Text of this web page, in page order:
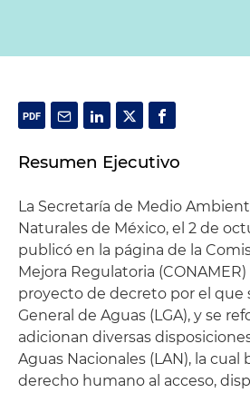
Resumen Ejecutivo
La Secretaría de Medio
Naturales de México, el 2 de
publicó en la página de la
Mejora Regulatoria
proyecto de decreto por el que
General de Aguas (LGA), y se
adicionan diversas
Aguas Nacionales (LAN), la cual
derecho humano al acceso,